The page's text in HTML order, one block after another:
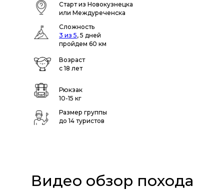
Старт из Новокузнецка
или Междуреченска
Сложность
3 из 5, 5 дней
пройдем 60 км
Рюкзак
10-15 кг
Размер группы
до 14 туристов
Возраст
с 18 лет
Видео обзор похода